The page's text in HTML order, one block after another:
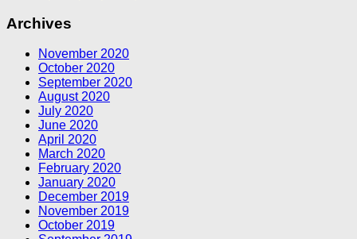
Archives
November 2020
October 2020
September 2020
August 2020
July 2020
June 2020
April 2020
March 2020
February 2020
January 2020
December 2019
November 2019
October 2019